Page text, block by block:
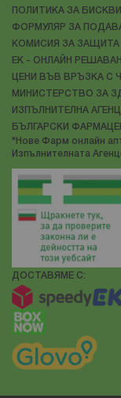
ПОЛИТИКА ЗА
ФОРМУЛЯР ЗА
КОМИСИЯ ЗА ЗАЩИТА
ЕК - ОНЛАЙН
ЦЕНИ ВЪВ ВРЪЗКА С
МИНИСТЕРСТВО ЗА
ИЗПЪЛНИТЕЛНА
БЪЛГАРСКИ
"Нове Фарм онлайн
Изпълнителната
ДОСТАВЯМЕ С: